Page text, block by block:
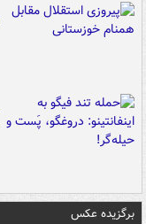
برگزیده عکس